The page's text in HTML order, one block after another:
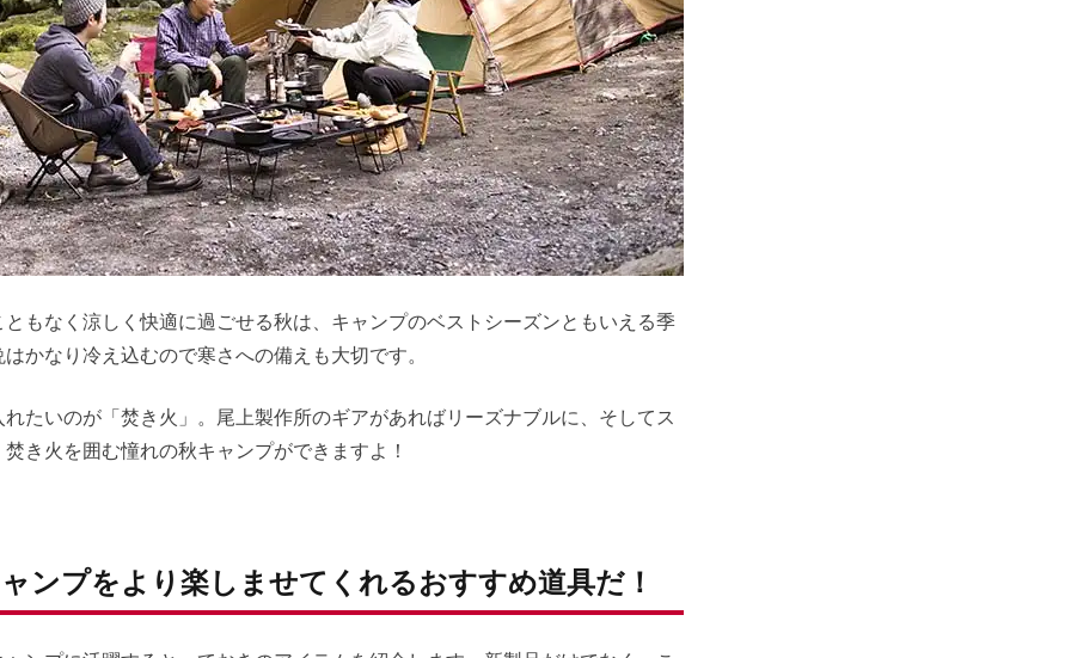
もなく涼しく快適に過ごせる秋は、キャンプのベストシーズンともいえる季
かなり冷え込むので寒さへの備えも大切です。
たいのが「焚き火」。尾上製作所のギアがあればリーズナブルに、そしてス
き火を囲む憧れの秋キャンプができますよ！
ンプをより楽しませてくれるおすすめ道具だ！